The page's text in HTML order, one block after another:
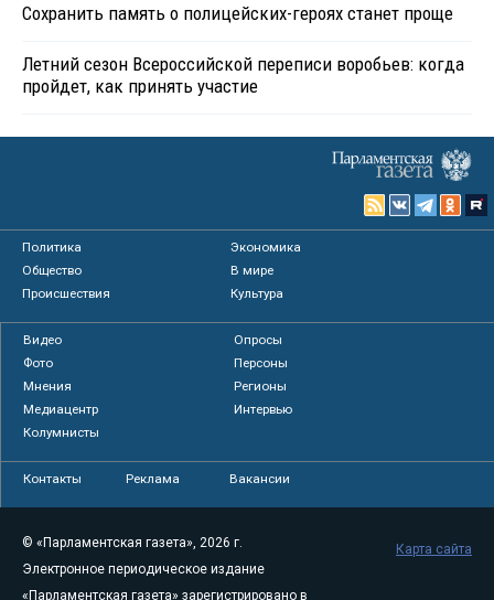
Сохранить память о полицейских-героях станет проще
Летний сезон Всероссийской переписи воробьев: когда
пройдет, как принять участие
Политика
Экономика
Общество
В мире
Происшествия
Культура
Видео
Опросы
Фото
Персоны
Мнения
Регионы
Медиацентр
Интервью
Колумнисты
Контакты Реклама Вакансии
© «Парламентская газета», 2026 г.
Электронное периодическое издание
«Парламентская газета» зарегистрировано в
Карта сайта